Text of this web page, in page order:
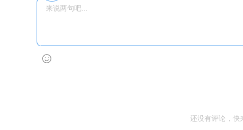
还没有评论，快